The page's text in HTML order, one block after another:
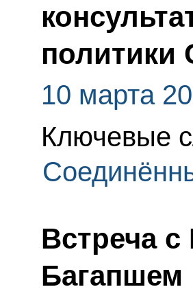
10 марта
Ключевые
Встреча
Багапшем